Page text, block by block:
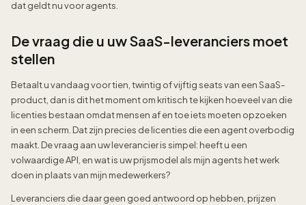
dat geldt nu voor agents.
De vraag die u uw SaaS-leveranciers moet
stellen
Betaalt u vandaag voor tien, twintig of vijftig seats van een SaaS-
product, dan is dit het moment om kritisch te kijken hoeveel van die
licenties bestaan omdat mensen af en toe iets moeten opzoeken
in een scherm. Dat zijn precies de licenties die een agent overbodig
maakt. De vraag aan uw leverancier is simpel: heeft u een
volwaardige API, en wat is uw prijsmodel als mijn agents het werk
doen in plaats van mijn medewerkers?
Leveranciers die daar geen goed antwoord op hebben, prijzen